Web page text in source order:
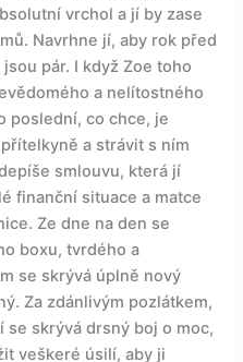
vrchol a jí by zase
Navrhne jí, aby rok před
pár. I když Zoe toho
a nelítostného
poslední, co chce, je
a strávit s ním
smlouvu, která jí
finanční situace a matce
Ze dne na den se
boxu, tvrdého a
se skrývá úplně nový
Za zdánlivým pozlátkem,
se skrývá drsný boj o moc,
veškeré úsilí, aby ji